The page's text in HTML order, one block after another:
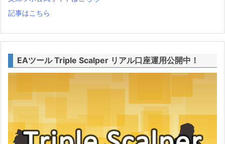
記事はこちら
EAツール Triple Scalper リアル口座運用公開中！